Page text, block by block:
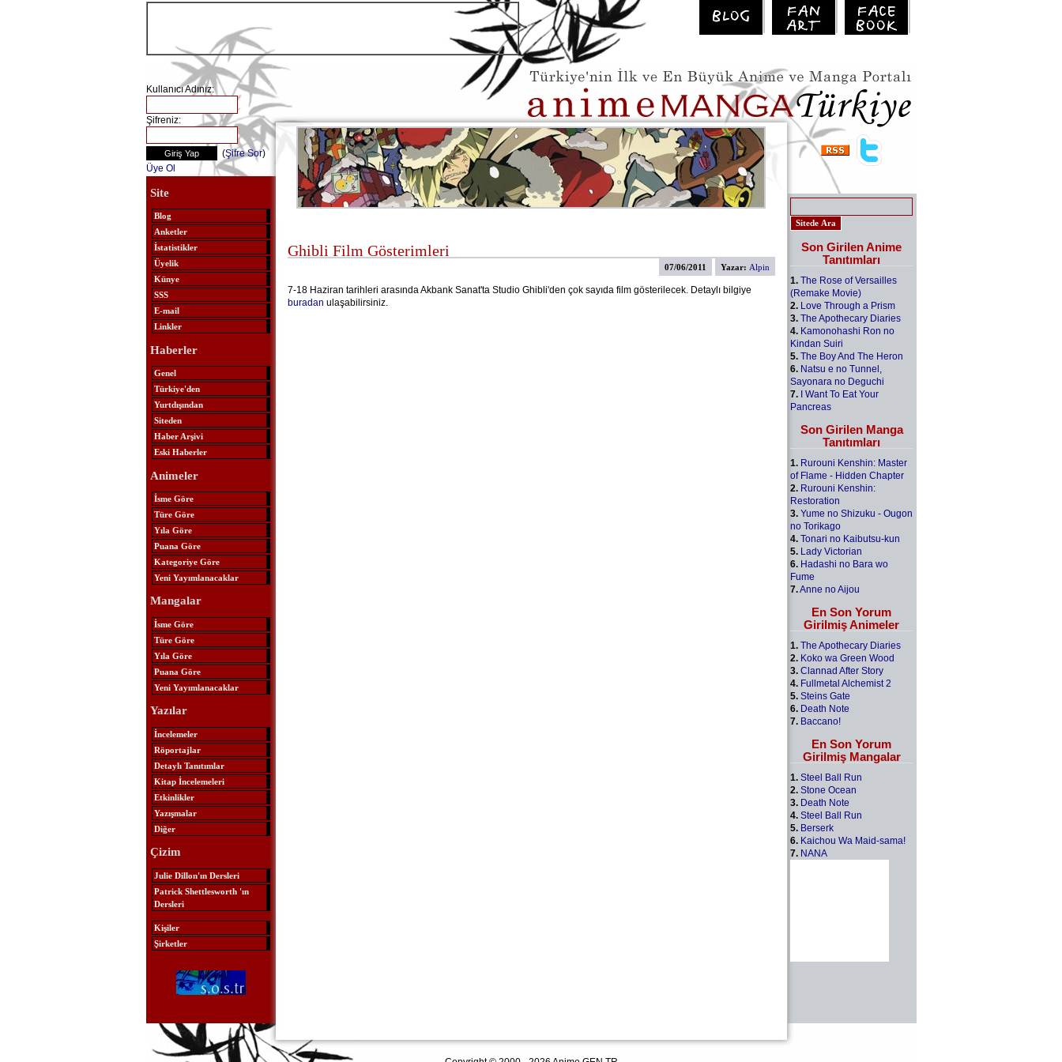
Kullanıcı Adınız:
Şifreniz:
(Şifre Sor)
Üye Ol
Site
Blog
Anketler
İstatistikler
Üyelik
Künye
SSS
E-mail
Linkler
Haberler
Genel
Türkiye'den
Yurtdışından
Siteden
Haber Arşivi
Eski Haberler
Animeler
İsme Göre
Türe Göre
Yıla Göre
Puana Göre
Kategoriye Göre
Yeni Yayımlanacaklar
Mangalar
İsme Göre
Türe Göre
Yıla Göre
Puana Göre
Yeni Yayımlanacaklar
Yazılar
İncelemeler
Röportajlar
Detaylı Tanıtımlar
Kitap İncelemeleri
Etkinlikler
Yazışmalar
Diğer
Çizim
Julie Dillon'ın Dersleri
Patrick Shettlesworth 'ın
Dersleri
Kişiler
Şirketler
Ghibli Film Gösterimleri
Yazar: Alpin
07/06/2011
7-18 Haziran tarihleri arasında Akbank Sanat'ta Studio Ghibli'den çok sayıda film gösterilecek. Detaylı bilgiye
buradan ulaşabilirsiniz.
Son Girilen Anime
Tanıtımları
1. The Rose of Versailles
(Remake Movie)
2. Love Through a Prism
3. The Apothecary Diaries
4. Kamonohashi Ron no
Kindan Suiri
5. The Boy And The Heron
6. Natsu e no Tunnel,
Sayonara no Deguchi
7. I Want To Eat Your
Pancreas
Son Girilen Manga
Tanıtımları
1. Rurouni Kenshin: Master
of Flame - Hidden Chapter
2. Rurouni Kenshin:
Restoration
3. Yume no Shizuku - Ougon
no Torikago
4. Tonari no Kaibutsu-kun
5. Lady Victorian
6. Hadashi no Bara wo
Fume
7.Anne no Aijou
En Son Yorum
Girilmiş Animeler
1. The Apothecary Diaries
2. Koko wa Green Wood
3. Clannad After Story
4. Fullmetal Alchemist 2
5. Steins Gate
6. Death Note
7. Baccano!
En Son Yorum
Girilmiş Mangalar
1. Steel Ball Run
2. Stone Ocean
3. Death Note
4. Steel Ball Run
5. Berserk
6. Kaichou Wa Maid-sama!
7. NANA